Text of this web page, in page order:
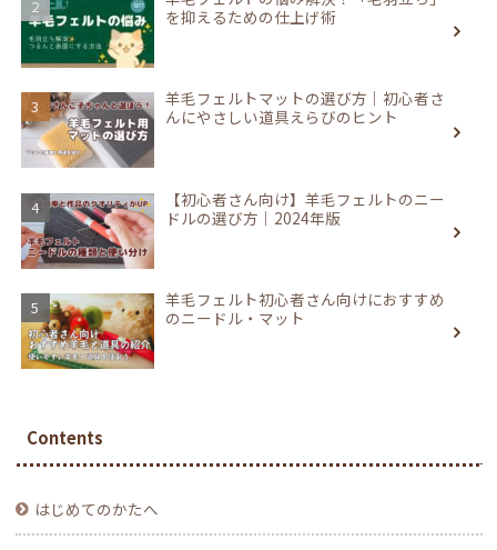
を抑えるための仕上げ術
羊毛フェルトマットの選び方｜初心者さ
んにやさしい道具えらびのヒント
【初心者さん向け】羊毛フェルトのニー
ドルの選び方｜2024年版
羊毛フェルト初心者さん向けにおすすめ
のニードル・マット
Contents
はじめてのかたへ